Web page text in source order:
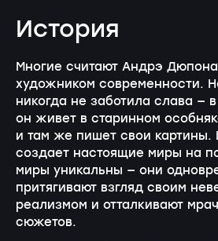
История
Многие считают Андрэ
художником современности.
никогда не заботила слава —
он живет в старинном
и там же пишет свои картины.
создает настоящие миры на
миры уникальны — они
притягивают взгляд своим
реализмом и отталкивают
сюжетов.